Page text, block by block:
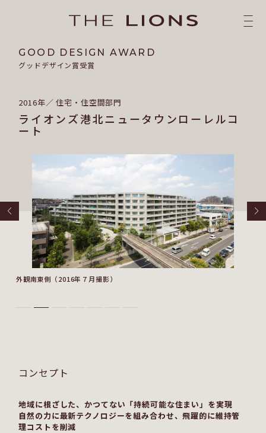
GOOD DESIGN AWARD
グッドデザイン賞受賞
2016年／ 住宅・住空間部門
ライオンズ港北ニュータウンローレルコ
ート
外観南東側（2016年７月撮影）
コンセプト
地域に根ざした、かつてない「持続可能な住まい」を実現
自然の力に最新テクノロジーを組み合わせ、飛躍的に維持管
理コストを削減